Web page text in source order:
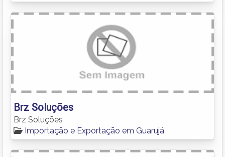
Brz Soluções
Brz Soluções
Importação e Exportação em Guarujá